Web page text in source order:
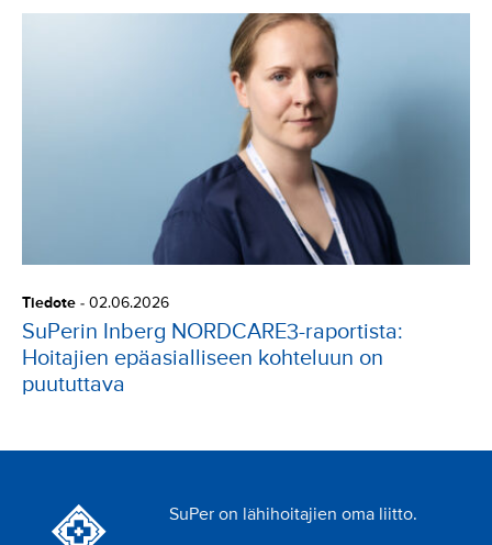
Tiedote - 02.06.2026
SuPerin Inberg NORDCARE3-raportista:
Hoitajien epäasialliseen kohteluun on
puututtava
SuPer on lähihoitajien oma liitto.